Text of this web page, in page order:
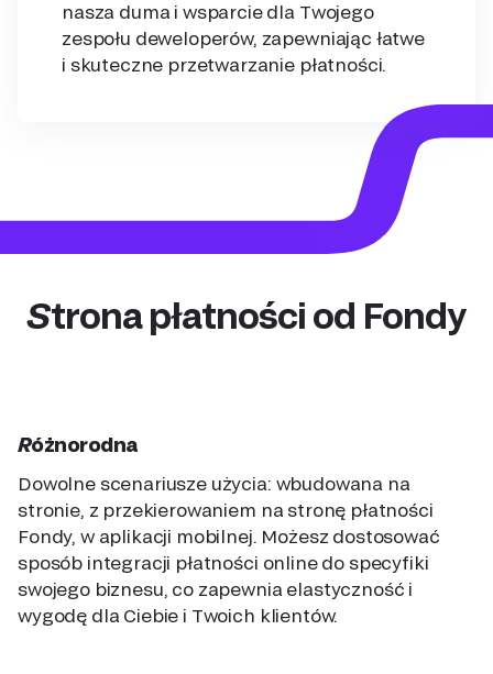
nasza duma i wsparcie dla Twojego
zespołu deweloperów, zapewniając łatwe
i skuteczne przetwarzanie płatności.
Strona płatności od Fondy
Różnorodna
Dowolne scenariusze użycia: wbudowana na
stronie, z przekierowaniem na stronę płatności
Fondy, w aplikacji mobilnej. Możesz dostosować
sposób integracji płatności online do specyfiki
swojego biznesu, co zapewnia elastyczność i
wygodę dla Ciebie i Twoich klientów.